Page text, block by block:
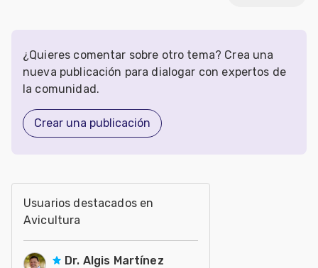
¿Quieres comentar sobre otro tema? Crea una
nueva publicación para dialogar con expertos de
la comunidad.
Crear una publicación
Usuarios destacados en
Avicultura
Dr. Algis Martínez